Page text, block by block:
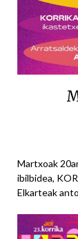
Martxoak
ibilbidea,
Elkarteak